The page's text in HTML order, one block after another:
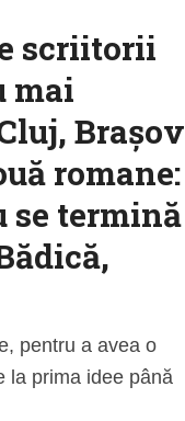
scriitorii
mai
Brașov
romane:
se termină
pentru a avea o
la prima idee până